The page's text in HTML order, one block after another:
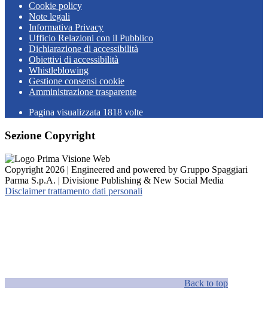
Cookie policy
Note legali
Informativa Privacy
Ufficio Relazioni con il Pubblico
Dichiarazione di accessibilità
Obiettivi di accessibilità
Whistleblowing
Gestione consensi cookie
Amministrazione trasparente
Pagina visualizzata 1818 volte
Sezione Copyright
Copyright 2026 | Engineered and powered by Gruppo Spaggiari
Parma S.p.A. | Divisione Publishing & New Social Media
Disclaimer trattamento dati personali
Back to top